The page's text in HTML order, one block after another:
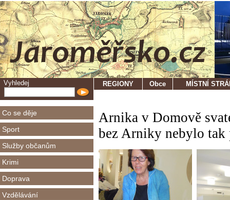
Vyhledej
Co se děje
Sport
Služby občanům
Krimi
Doprava
Vzdělávání
REGIONY Obce MÍSTNÍ
Arnika v Domově
bez Arniky nebylo